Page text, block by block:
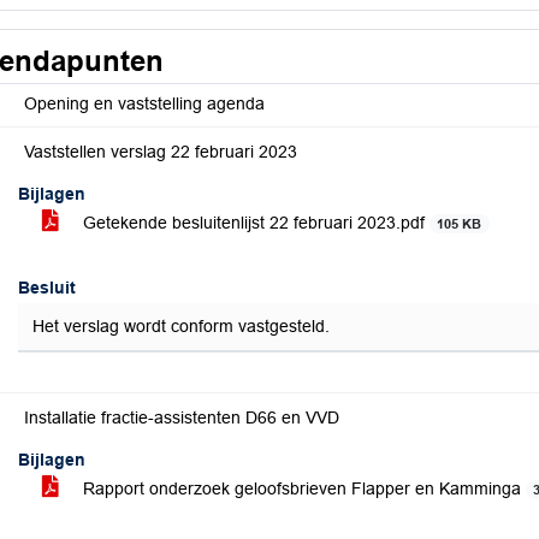
Opening en vaststelling agenda
Vaststellen verslag 22 februari 2023
Bijlagen
Getekende besluitenlijst 22 februari 2023.pdf
105 KB
Besluit
Het verslag wordt conform vastgesteld.
Installatie fractie-assistenten D66 en VVD
Bijlagen
Rapport onderzoek geloofsbrieven Flapper en Kamminga